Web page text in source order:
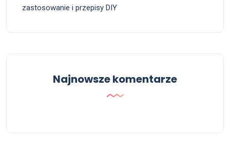
zastosowanie i przepisy DIY
Najnowsze komentarze